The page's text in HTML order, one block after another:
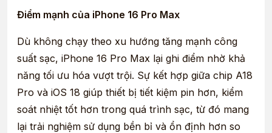
Điểm mạnh của iPhone 16 Pro Max
Dù không chạy theo xu hướng tăng mạnh công
suất sạc, iPhone 16 Pro Max lại ghi điểm nhờ khả
năng tối ưu hóa vượt trội. Sự kết hợp giữa chip A18
Pro và iOS 18 giúp thiết bị tiết kiệm pin hơn, kiểm
soát nhiệt tốt hơn trong quá trình sạc, từ đó mang
lại trải nghiệm sử dụng bền bỉ và ổn định hơn so